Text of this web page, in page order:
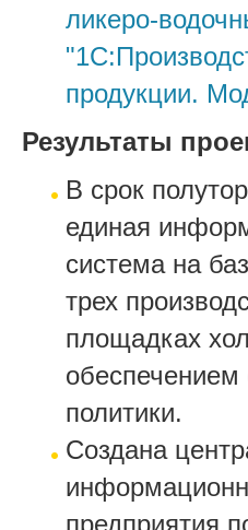
ликеро-
продукции.
Результаты
В срок
единая
система на
трех
площадках
обеспечением
политики.
Создана
предприятия